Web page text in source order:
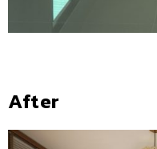
After